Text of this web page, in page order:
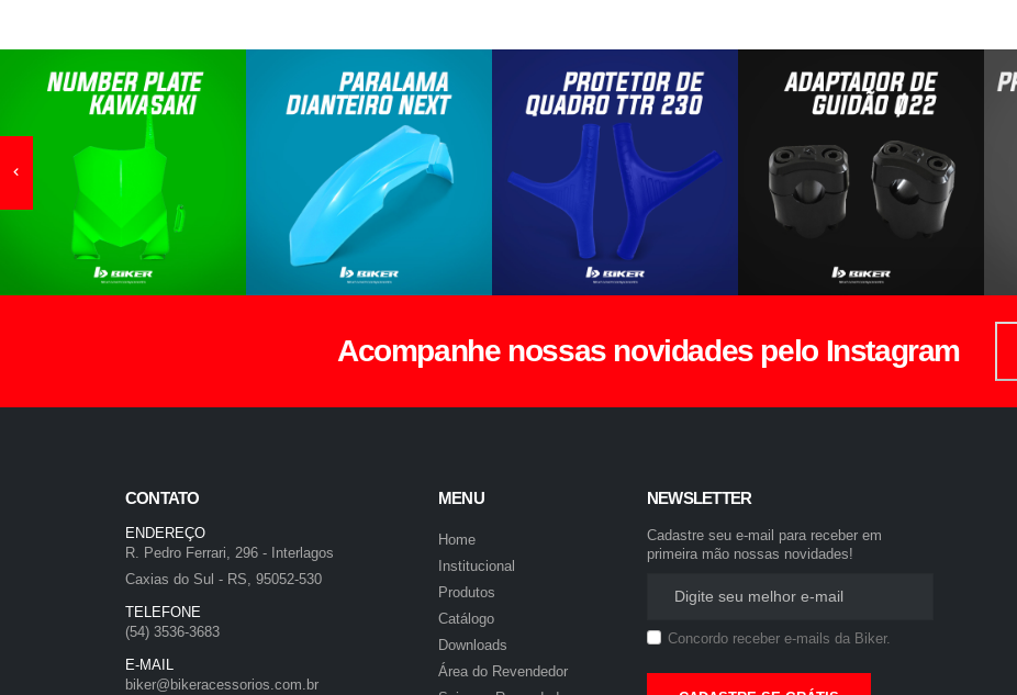
Acompanhe nossas novidades pelo Instagram
CONTATO
ENDEREÇO
R. Pedro Ferrari, 296 - Interlagos
Caxias do Sul - RS, 95052-530
TELEFONE
(54) 3536-3683
E-MAIL
biker@bikeracessorios.com.br
MENU
Home
Institucional
Produtos
Catálogo
Downloads
Área do Revendedor
NEWSLETTER
Cadastre seu e-mail para receber em
primeira mão nossas novidades!
Concordo receber e-mails da Biker.